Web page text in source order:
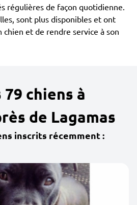
régulières de façon quotidienne.
sont plus disponibles et ont
et de rendre service à son
chiens à
de Lagamas
inscrits récemment :